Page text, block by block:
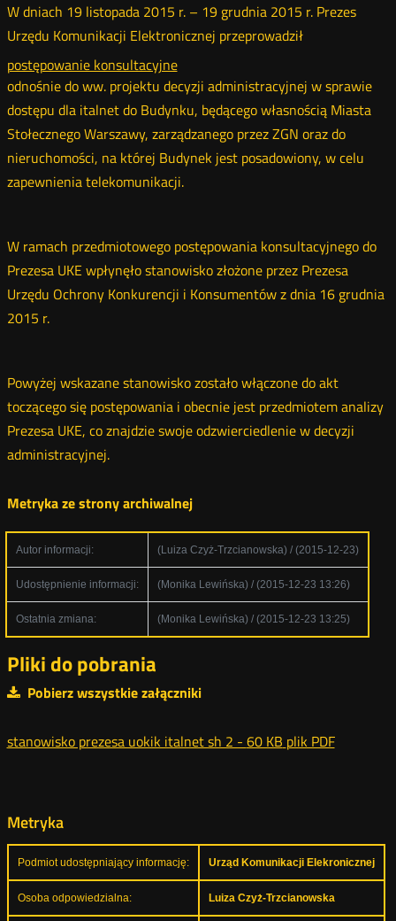
W dniach 19 listopada 2015 r. – 19 grudnia 2015 r. Prezes
Urzędu Komunikacji Elektronicznej przeprowadził
postępowanie konsultacyjne
odnośnie do ww. projektu decyzji administracyjnej w sprawie
dostępu dla italnet do Budynku, będącego własnością Miasta
Stołecznego Warszawy, zarządzanego przez ZGN oraz do
nieruchomości, na której Budynek jest posadowiony, w celu
zapewnienia telekomunikacji.
W ramach przedmiotowego postępowania konsultacyjnego do
Prezesa UKE wpłynęło stanowisko złożone przez Prezesa
Urzędu Ochrony Konkurencji i Konsumentów z dnia 16 grudnia
2015 r.
Powyżej wskazane stanowisko zostało włączone do akt
toczącego się postępowania i obecnie jest przedmiotem analizy
Prezesa UKE, co znajdzie swoje odzwierciedlenie w decyzji
administracyjnej.
Metryka ze strony archiwalnej
Autor informacji: (Luiza Czyż-Trzcianowska) / (2015-12-23)
Udostępnienie informacji: (Monika Lewińska) / (2015-12-23 13:26)
Ostatnia zmiana: (Monika Lewińska) / (2015-12-23 13:25)
Pliki do pobrania
Pobierz wszystkie załączniki
stanowisko prezesa uokik italnet sh 2 - 60 KB plik PDF
Metryka
Podmiot udostępniający informację: Urząd Komunikacji Elekronicznej
Osoba odpowiedzialna: Luiza Czyż-Trzcianowska